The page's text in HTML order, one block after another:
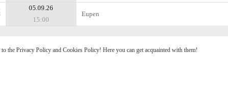
05.09.26
15:00
Eupen
the Privacy Policy and Cookies Policy! Here you can get acquainted with them!